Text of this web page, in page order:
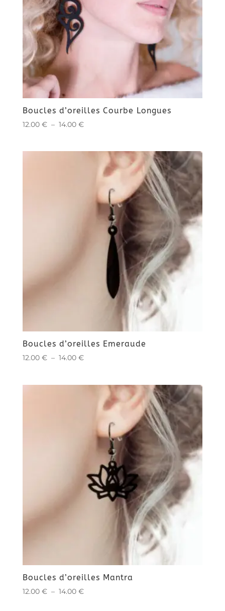
Boucles d’oreilles Courbe Longues
12.00 € – 14.00 €Plage
Boucles d’oreilles Emeraude
12.00 € – 14.00 €Plage
Boucles d’oreilles Mantra
12.00 € – 14.00 €Plage